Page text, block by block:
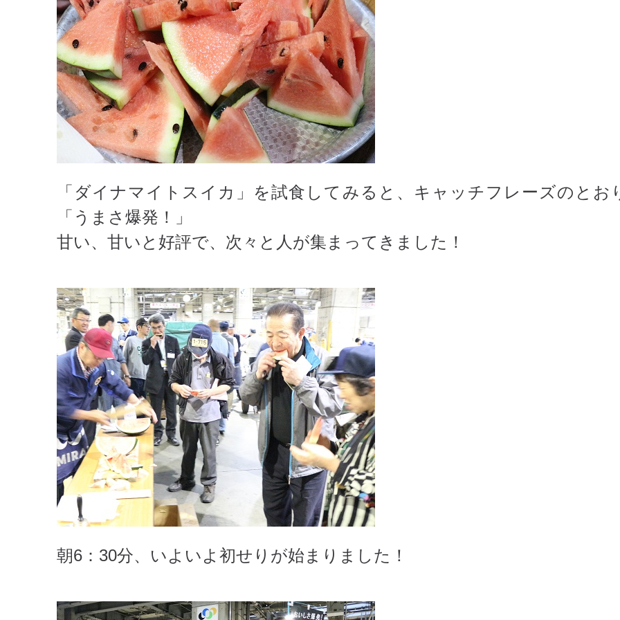
「ダイナマイトスイカ」を試食してみると、キャッチフレーズのとお
「うまさ爆発！」
甘い、甘いと好評で、次々と人が集まってきました！
朝6：30分、いよいよ初せりが始まりました！